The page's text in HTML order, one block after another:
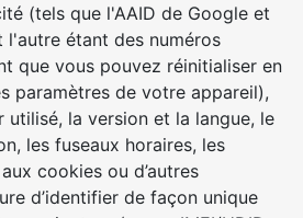
(tels que l'AAID de Google et
l'autre étant des numéros
que vous pouvez réinitialiser en
paramètres de votre appareil),
utilisé, la version et la langue, le
les fuseaux horaires, les
cookies ou d’autres
d’identifier de façon unique